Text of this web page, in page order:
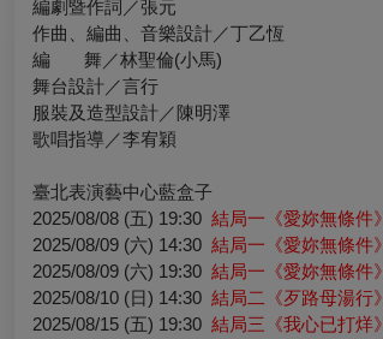
編劇暨作詞／張元
作曲、編曲、音樂設計／丁乙恆
編 舞／林聖倫(小馬)
舞台設計／言行
服裝及造型設計／陳明澤
歌唱指導／李宥穎
臺北表演藝中心藍盒子
2025/08/08 (五) 19:30 結局一《愛妳無條件》
2025/08/09 (六) 14:30 結局一《愛妳無條件》
2025/08/09 (六) 19:30 結局一《愛妳無條件》
2025/08/10 (日) 14:30 結局二《歹路母湯行》
2025/08/15 (五) 19:30 結局三《我心已打烊》